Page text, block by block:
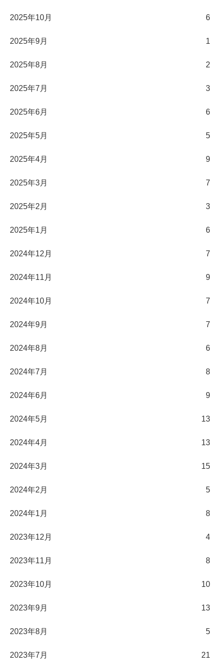
2025年10月 6
2025年9月 1
2025年8月 2
2025年7月 3
2025年6月 6
2025年5月 5
2025年4月 9
2025年3月 7
2025年2月 3
2025年1月 6
2024年12月 7
2024年11月 9
2024年10月 7
2024年9月 7
2024年8月 6
2024年7月 8
2024年6月 9
2024年5月 13
2024年4月 13
2024年3月 15
2024年2月 5
2024年1月 8
2023年12月 4
2023年11月 8
2023年10月 10
2023年9月 13
2023年8月 5
2023年7月 21